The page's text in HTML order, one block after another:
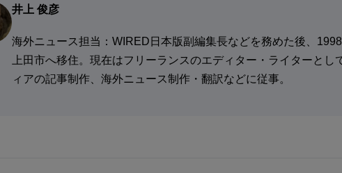
井上 俊彦
海外ニュース担当：WIRED日本版副編集長などを務めた後、
上田市へ移住。現在はフリーランスのエディター・ライターとし
ィアの記事制作、海外ニュース制作・翻訳などに従事。